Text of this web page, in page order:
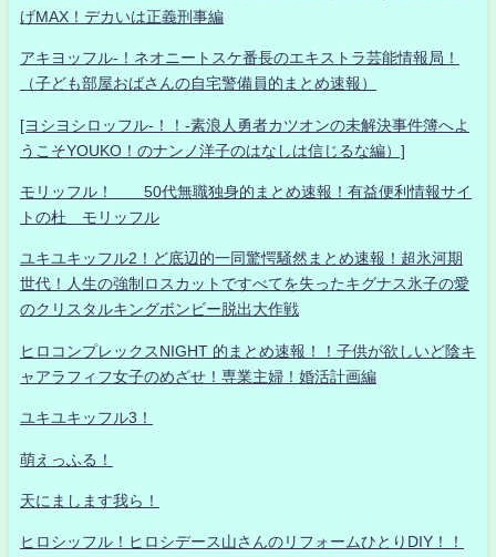
げMAX！デカいは正義刑事編
アキヨッフル-！ネオニートスケ番長のエキストラ芸能情報局！
（子ども部屋おばさんの自宅警備員的まとめ速報）
[ヨシヨシロッフル-！！-素浪人勇者カツオンの未解決事件簿へよ
うこそYOUKO！のナンノ洋子のはなしは信じるな編）]
モリッフル！ 50代無職独身的まとめ速報！有益便利情報サイ
トの杜 モリッフル
ユキユキッフル2！ど底辺的一同驚愕騒然まとめ速報！超氷河期
世代！人生の強制ロスカットですべてを失ったキグナス氷子の愛
のクリスタルキングボンビー脱出大作戦
ヒロコンプレックスNIGHT 的まとめ速報！！子供が欲しいど陰キ
ャアラフィフ女子のめざせ！専業主婦！婚活計画編
ユキユキッフル3！
萌えっふる！
天にまします我ら！
ヒロシッフル！ヒロシデース山さんのリフォームひとりDIY！！